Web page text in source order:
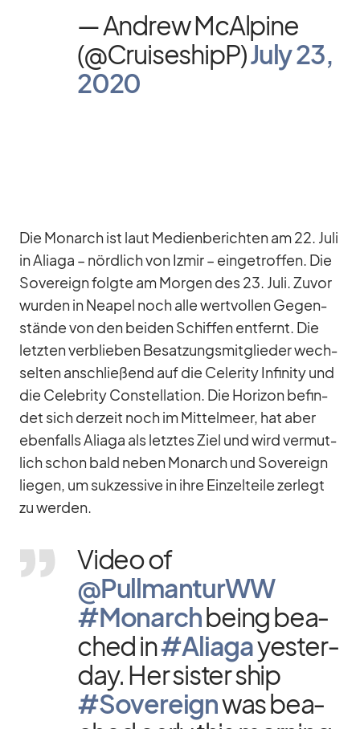
— An­drew McAl­pine
(@CruiseshipP)July 23,
2020
Die Mon­arch ist laut Me­di­en­be­rich­ten am 22. Juli
in Ali­aga – nörd­lich von Iz­mir – ein­ge­trof­fen. Die
So­ve­reign folgte am Mor­gen des 23. Juli. Zu­vor
wur­den in Nea­pel noch alle wert­vol­len Ge­gen­
stände von den bei­den Schif­fen ent­fernt. Die
letz­ten ver­blie­ben Be­sat­zungs­mit­glie­der wech­
sel­ten an­schlie­ßend auf die Ce­le­rity In­fi­nity und
die Ce­le­brity Con­stel­la­tion. Die Ho­ri­zon be­fin­
det sich der­zeit noch im Mit­tel­meer, hat aber
eben­falls Ali­aga als letz­tes Ziel und wird ver­mut­
lich schon bald ne­ben Mon­arch und So­ve­reign
lie­gen, um suk­zes­sive in ihre Ein­zel­teile zer­legt
zu wer­den.
Vi­deo of
@PullmanturWW
#Mon­archbe­ing be­a­
ched in#Ali­agayes­ter­
day. Her sis­ter ship
#So­ve­reignwas be­a­